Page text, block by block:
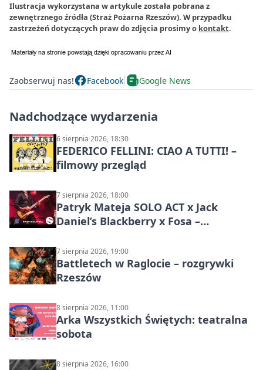
Ilustracja wykorzystana w artykule została pobrana z
zewnętrznego źródła (Straż Pożarna Rzeszów). W przypadku
zastrzeżeń dotyczących praw do zdjęcia prosimy o kontakt.
Zaobserwuj nas! Facebook Google News
Nadchodzące wydarzenia
6 sierpnia 2026, 18:30
FEDERICO FELLINI: CIAO A TUTTI! –
filmowy przegląd
7 sierpnia 2026, 18:00
Patryk Mateja SOLO ACT x Jack
Daniel’s Blackberry x Fosa –
7 sierpnia 2026, 19:00
Battletech w Raglocie – rozgrywki
Rzeszów
8 sierpnia 2026, 11:00
Arka Wszystkich Świętych: teatralna
sobota
8 sierpnia 2026, 16:00